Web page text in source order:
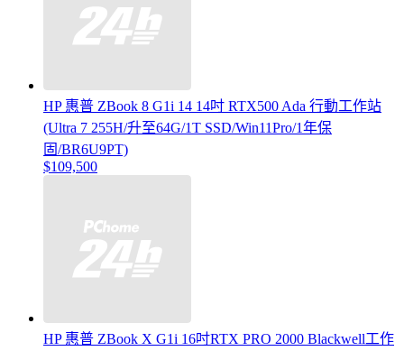
HP 惠普 ZBook 8 G1i 14 14吋 RTX500 Ada 行動工作站
(Ultra 7 255H/升至64G/1T SSD/Win11Pro/1年保
固/BR6U9PT)
$109,500
HP 惠普 ZBook X G1i 16吋RTX PRO 2000 Blackwell工作